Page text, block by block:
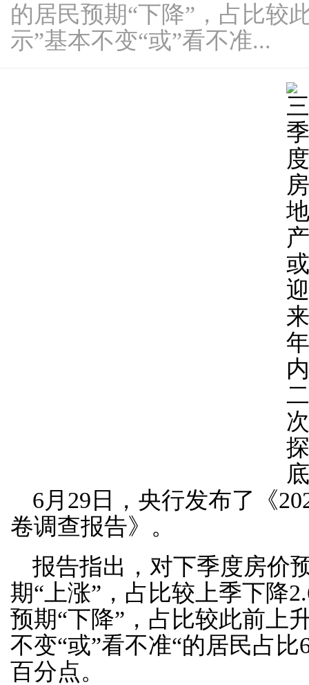
的居民预期“下降”，占比较
示”基本不变“或”看不准...
6月29日，央行发布了《
卷调查报告》。
报告指出，对下季度房价
期“上涨”，占比较上季下降
预期“下降”，占比较此前上
不变“或”看不准“的居民占
百分点。